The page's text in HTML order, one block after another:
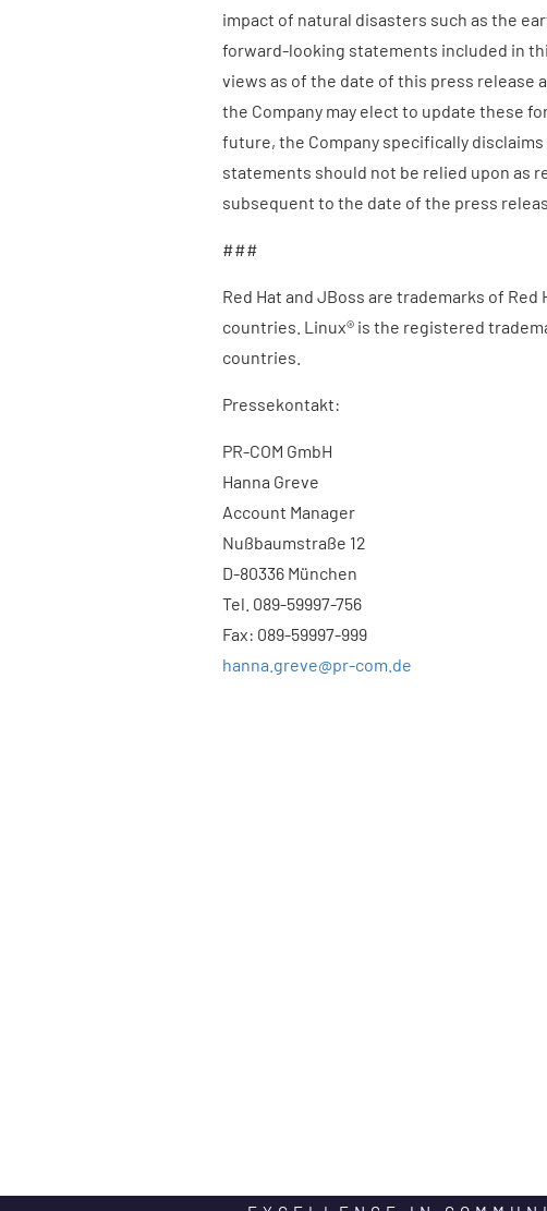
impact of natural disasters such as the
forward-looking statements included in
views as of the date of this press release
the Company may elect to update these
future, the Company specifically
statements should not be relied upon as
subsequent to the date of the press
###
Red Hat and JBoss are trademarks of
countries. Linux® is the registered
countries.
Pressekontakt:
PR-COM GmbH
Hanna Greve
Account Manager
Nußbaumstraße 12
D-80336 München
Tel. 089-59997-756
Fax: 089-59997-999
hanna.greve@pr-com.de